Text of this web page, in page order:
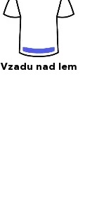
Vzadu nad lem